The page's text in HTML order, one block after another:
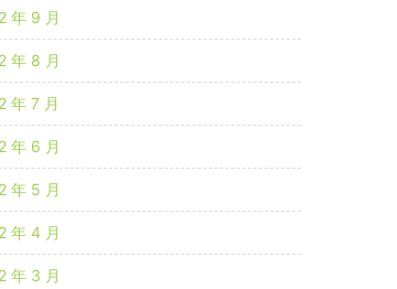
年 9 月
年 8 月
年 7 月
年 6 月
年 5 月
年 4 月
年 3 月